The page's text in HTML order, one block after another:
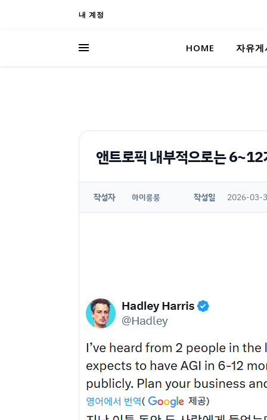
내 계정
HOME 자유게
앤트로픽 내부적으로는
작성자 하이룽룽 작성일 2026-03-